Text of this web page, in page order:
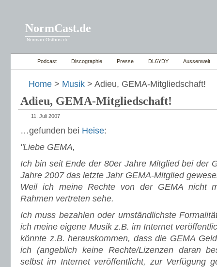
NormCast.de
Norman-Osthus.de
Podcast Discographie Presse DL6YDY Aussenwelt
Home > Musik > Adieu, GEMA-Mitgliedschaft!
Adieu, GEMA-Mitgliedschaft!
11. Juli 2007
…gefunden bei Heise:
"Liebe GEMA,
Ich bin seit Ende der 80er Jahre Mitglied bei der
Jahre 2007 das letzte Jahr GEMA-Mitglied
Weil ich meine Rechte von der GEMA nicht
Rahmen vertreten sehe.
Ich muss bezahlen oder umständlichste
ich meine eigene Musik z.B. im Internet
könnte z.B. herauskommen, dass die GEMA
ich (angeblich keine Rechte/Lizenzen daran
selbst im Internet veröffentlicht, zur Verfügung